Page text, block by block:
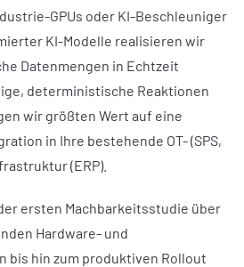
GPUs oder KI-Beschleuniger
KI-Modelle realisieren wir
Datenmengen in Echtzeit
deterministische Reaktionen
wir größten Wert auf eine
in Ihre bestehende OT- (SPS,
(ERP).
ersten Machbarkeitsstudie über
Hardware- und
bis hin zum produktiven Rollout